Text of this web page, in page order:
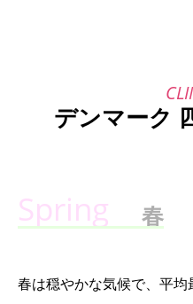
デンマーク
春
春は穏やかな気候で、平